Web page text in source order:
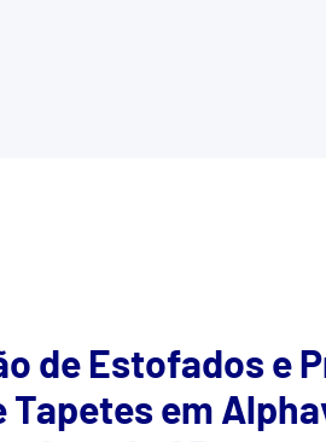
de Estofados e
Tapetes em